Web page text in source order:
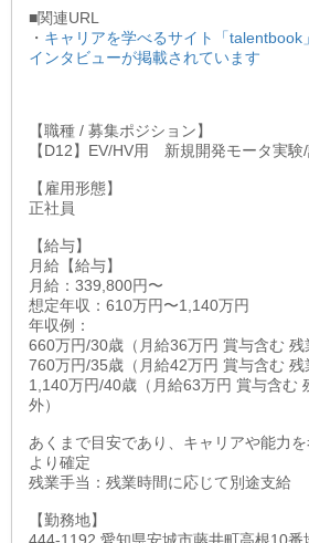
■関連URL
・ キャリアを学べるサイト「talentbook
インタビューが掲載されています
【職種 / 募集ポジション】
【D12】EV/HV用 新規開発モータ実験/
【雇用形態】
正社員
【給与】
月給【給与】
月給：339,800円〜
想定年収：610万円〜1,140万円
年収例：
660万円/30歳（月給36万円 賞与含む 残
760万円/35歳（月給42万円 賞与含む 残
1,140万円/40歳（月給63万円 賞与含む
外）
あくまで目安であり、キャリアや能力
より確定
残業手当：残業時間に応じて別途支給
【勤務地】